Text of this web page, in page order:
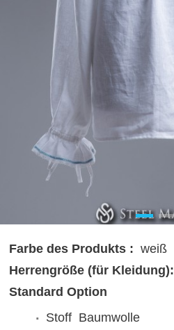
Farbe des Produkts : weiß
Herrengröße (für Kleidung):
Standard Option
Stoff Baumwolle